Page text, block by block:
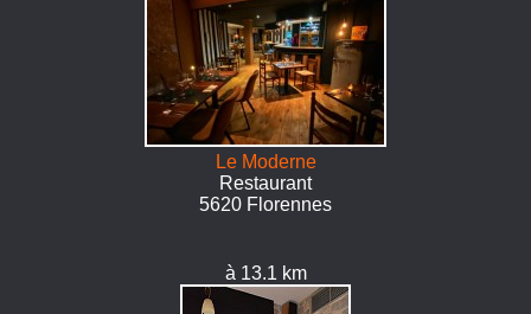
Le Moderne
Restaurant
5620 Florennes
à 13.1 km